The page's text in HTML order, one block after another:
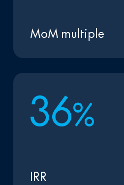
MoM multiple
36%
IRR